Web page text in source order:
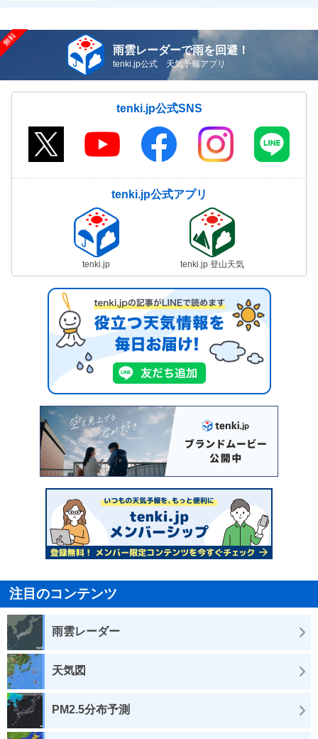
雨雲レーダーで雨を回避！
tenki.jp公式 天気予報アプリ
tenki.jp公式SNS
tenki.jp公式アプリ
tenki.jp tenki.jp 登山天気
注目のコンテンツ
雨雲レーダー
天気図
PM2.5分布予測